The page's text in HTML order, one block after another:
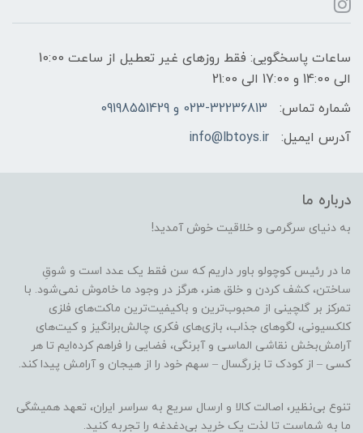
ساعات پاسخگویی: فقط روزهای غیر تعطیل از ساعت 10:00
الی 14:00 و 17:00 الی 21:00
شماره تماس:
023-32236813 و 09198551429
آدرس ایمیل:
info@lbtoys.ir
درباره ما
به دنیای سرگرمی و خلاقیت خوش آمدید!
ما در رئیس کوچولو باور داریم که سن فقط یک عدد است و شوقِ
ساختن، کشف کردن و خلق هنر، هرگز در وجود ما خاموش نمی‌شود. با
تمرکز بر گلچینی از محبوب‌ترین و باکیفیت‌ترین ماکت‌های فلزی
کلکسیونی، لگوهای جذاب، بازی‌های فکری چالش‌برانگیز و کیت‌های
آرامش‌بخش نقاشی الماسی و آبرنگی، فضایی را فراهم کرده‌ایم تا هر
کسی – از کودک تا بزرگسال – سهم خود را از هیجان و آرامش پیدا کند.
تنوع بی‌نظیر، اصالت کالا و ارسال سریع به سراسر ایران، تعهد همیشگی
ما به شماست تا لذت یک خرید بی‌دغدغه را تجربه کنید.